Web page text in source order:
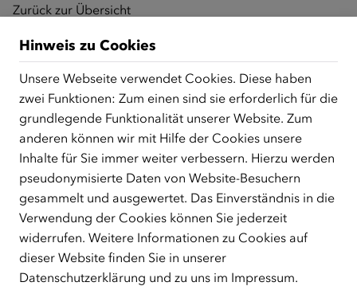
Zurück zur Übersicht
ÜBER UNS
Der Österreichische Integrationsfonds (ÖIF) ist ein Fonds der
Republik Österreich, der Flüchtlinge, subsidiär
Schutzberechtigte, Vertriebene sowie Zuwander/innen als
zentrale Anlaufstelle bei der Integration in Österreich
unterstützt.mehr
FacebookYouTubeInstagramLinkedIn
Über den ÖIF
Der Österreichische Integrationsfonds (ÖIF)
Hinweis zu Cookies
Unsere Webseite verwendet Cookies. Diese haben
zwei Funktionen: Zum einen sind sie erforderlich für die
grundlegende Funktionalität unserer Website. Zum
anderen können wir mit Hilfe der Cookies unsere
Inhalte für Sie immer weiter verbessern. Hierzu werden
pseudonymisierte Daten von Website-Besuchern
gesammelt und ausgewertet. Das Einverständnis in die
Verwendung der Cookies können Sie jederzeit
widerrufen. Weitere Informationen zu Cookies auf
dieser Website finden Sie in unserer
Datenschutzerklärung und zu uns im Impressum.